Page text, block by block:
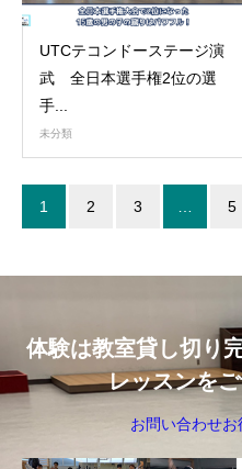
UTCテコンドーステージ演
武 全日本選手権2位の選
手...
未分類
1 2 3 5
体験は教室貸し切り
レッスンを
お問い合わせお